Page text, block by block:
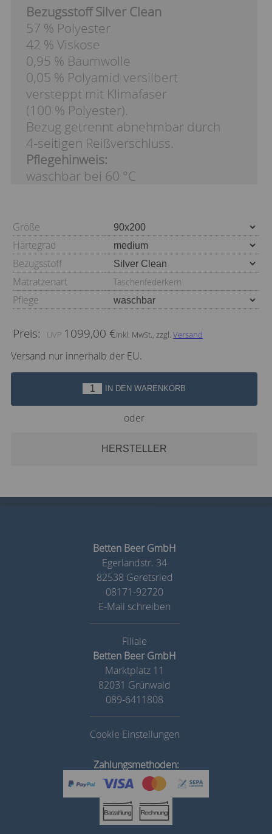
Bezugsstoff Silver Clean
57 % Polyester
42 % Viskose
0,95 % Baumwolle
0,05 % Polyamid versilbert
versteppt mit Klimafaser
(100 % Polyester).
Bezug getrennt abnehmbar durch
4-seitigen Reißverschluss.
Pflegehinweis:
waschbar bei 60 °C
Größe
Härtegrad
Bezugsstoff
Matratzenart
Taschenfederkern
Pflege
Preis: 1099,00 €inkl. MwSt., zzgl. Versand
Versand nur innerhalb der EU.
IN DEN WARENKORB
oder
HERSTELLER
Betten Beer GmbH
Egerlandstr. 34
82538 Geretsried
08171-92720
E-Mail schreiben
Betten Beer GmbH
Marktplatz 11
82031 Grünwald
089-6411808
Cookie Einstellungen
Zahlungsmethoden: